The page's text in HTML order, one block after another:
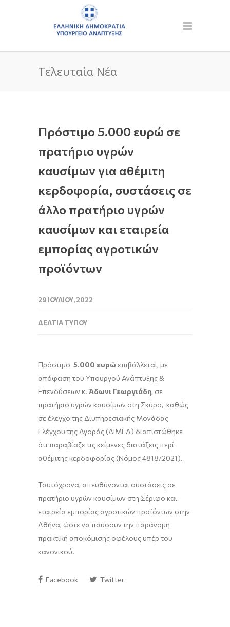
Τελευταία Νέα
Πρόστιμο 5.000 ευρώ σε
πρατήριο υγρών
καυσίμων για αθέμιτη
κερδοφορία, συστάσεις σε
άλλο πρατήριο υγρών
καυσίμων και εταιρεία
εμπορίας αγροτικών
προϊόντων
29 ΙΟΥΛΊΟΥ, 2022
ΔΕΛΤΊΑ ΤΎΠΟΥ
Πρόστιμο 5.000 ευρώ επιβάλλεται, με
απόφαση του Υπουργού Ανάπτυξης &
Επενδύσεων κ.Άδωνι Γεωργιάδη, σε
πρατήριο υγρών καυσίμων στη Σκύρο, καθώς
σε έλεγχο της Διϋπηρεσιακής Μονάδας
Ελέγχου της Αγοράς (ΔΙΜΕΑ) διαπιστώθηκε
ότι παραβίαζε τις κείμενες διατάξεις περί
αθέμιτης κερδοφορίας (Νόμος 4818/2021).
Ταυτόχρονα, απευθύνονται συστάσεις σε
πρατήριο υγρών καυσίμων στη Σέριφο και
εταιρεία εμπορίας αγροτικών προϊόντων στην
Αθήνα, ώστε να παύσουν την παράνομη
πρακτική αποκόμισης οφέλους υπέρ του
κανονικού.
Facebook Twitter